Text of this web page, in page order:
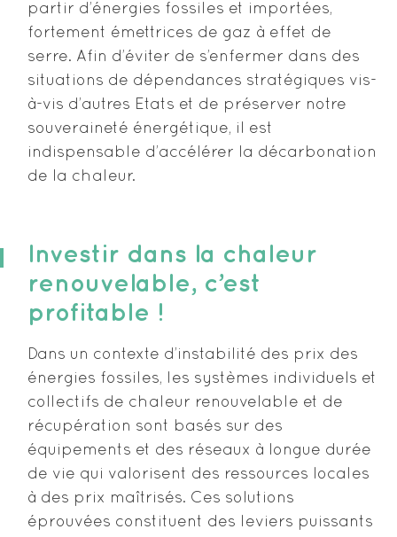
partir d’énergies fossiles et importées,
fortement émettrices de gaz à effet de
serre. Afin d’éviter de s’enfermer dans des
situations de dépendances stratégiques vis-
à-vis d’autres Etats et de préserver notre
souveraineté énergétique, il est
indispensable d’accélérer la décarbonation
de la chaleur.
Investir dans la chaleur
renouvelable, c’est
profitable !
Dans un contexte d’instabilité des prix des
énergies fossiles, les systèmes individuels et
collectifs de chaleur renouvelable et de
récupération sont basés sur des
équipements et des réseaux à longue durée
de vie qui valorisent des ressources locales
à des prix maîtrisés. Ces solutions
éprouvées constituent des leviers puissants